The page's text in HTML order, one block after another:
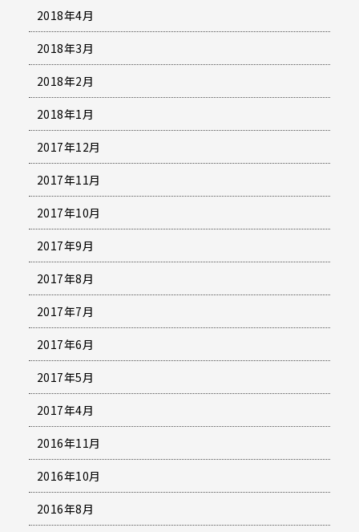
2018年4月
2018年3月
2018年2月
2018年1月
2017年12月
2017年11月
2017年10月
2017年9月
2017年8月
2017年7月
2017年6月
2017年5月
2017年4月
2016年11月
2016年10月
2016年8月